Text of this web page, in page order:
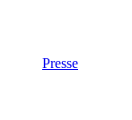
Presse